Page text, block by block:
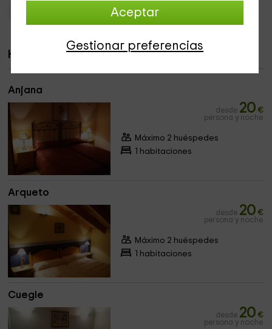
Aceptar
Gestionar preferencias
Casas Rurales Cantabria
Habitaciones
Anjana
desde 20 €
persona y noche
Máximo 2 huéspedes
1 habitaciones
Arqueto
desde 20 €
persona y noche
Máximo 2 huéspedes
1 habitaciones
Cuegle
desde 20 €
persona y noche